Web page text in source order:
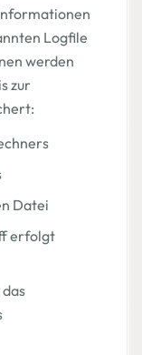
Logfile
werden
zur
Datei
erfolgt